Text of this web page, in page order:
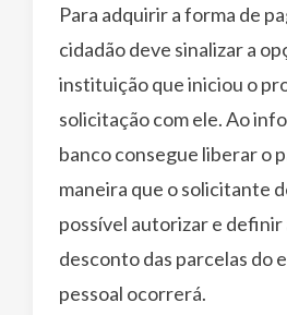
Para adquirir a forma de
cidadão deve sinalizar a
instituição que iniciou o
solicitação com ele. Ao
banco consegue liberar o
maneira que o solicitante
possível autorizar e definir
desconto das parcelas do
pessoal ocorrerá.